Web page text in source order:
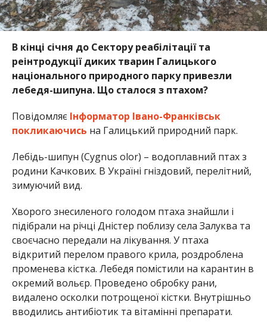
В кінці січня до Сектору реабілітації та
реінтродукції диких тварин Галицького
національного природного парку привезли
лебедя-шипуна. Що сталося з птахом?
Повідомляє Інформатор Івано-Франківськ
покликаючись на Галицький природний парк.
Лебідь-шипун (Cygnus olor) – водоплавний птах з
родини Качкових. В Україні гніздовий, перелітний,
зимуючий вид.
Хворого знесиленого голодом птаха знайшли і
підібрали на річці Дністер поблизу села Залуква та
своєчасно передали на лікування. У птаха
відкритий перелом правого крила, роздроблена
променева кістка. Лебедя помістили на карантин в
окремий вольєр. Проведено обробку рани,
видалено осколки потрощеної кістки. Внутрішньо
вводились антибіотик та вітамінні препарати.